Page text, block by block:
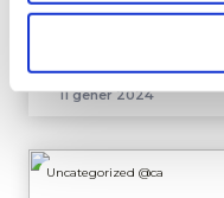
11 gener 2024
Uncategorized @ca